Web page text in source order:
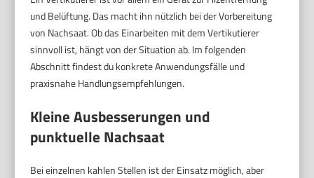
und Belüftung. Das macht ihn nützlich bei der Vorbereitung
von Nachsaat. Ob das Einarbeiten mit dem Vertikutierer
sinnvoll ist, hängt von der Situation ab. Im folgenden
Abschnitt findest du konkrete Anwendungsfälle und
praxisnahe Handlungsempfehlungen.
Kleine Ausbesserungen und
punktuelle Nachsaat
Bei einzelnen kahlen Stellen ist der Einsatz möglich, aber